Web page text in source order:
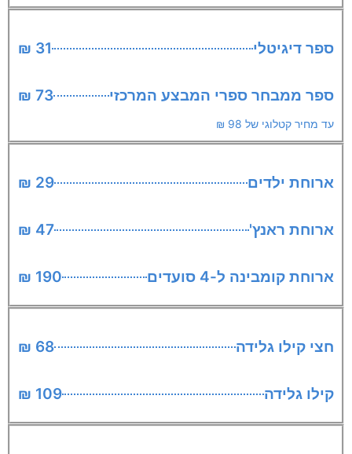
ספר דיגיטלי 31 ₪
ספר ממבחר ספרי המבצע המרכזי 73 ₪
עד מחיר קטלוגי של 98 ₪
ארוחת ילדים 29 ₪
ארוחת ראנץ' 47 ₪
ארוחת קומבינה ל-4 סועדים 190 ₪
חצי קילו גלידה 68 ₪
קילו גלידה 109 ₪